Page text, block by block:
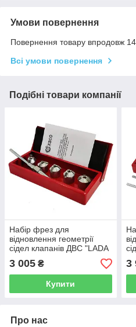
Умови повернення
Повернення товару впродовж
Всі умови повернення
Подібні товари компанії
Набір фрез для
відновлення геометрії
сідел клапанів ДВС "LADA
2110 16кл." SVCK1010
KhZSO
3 005 ₴
Купити
3
Про нас